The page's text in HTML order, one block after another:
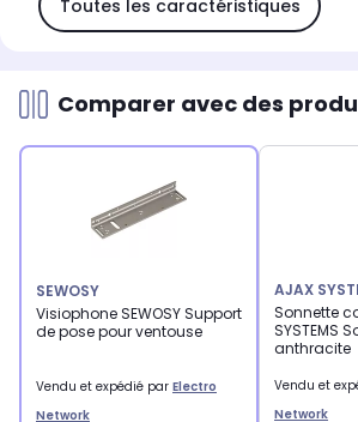
Toutes les caractéristiques
Comparer avec des
SEWOSY
Visiophone SEWOSY Support
de pose pour ventouse
Vendu et expédié par Electro
Network
AJAX
Sonnette
SYSTEMS
anthracite
Vendu et
Network